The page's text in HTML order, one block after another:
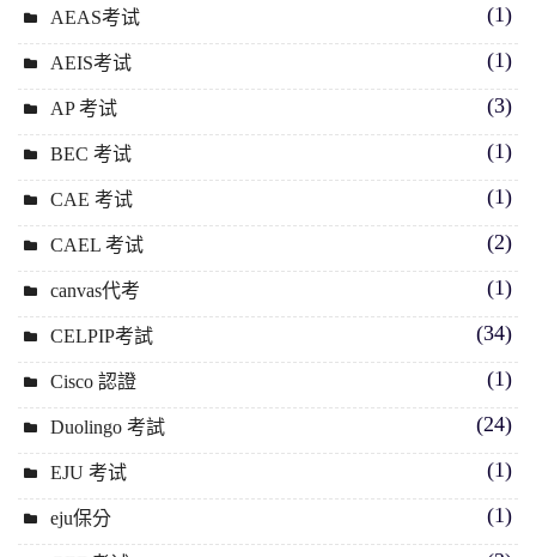
AEAS考试 (1)
AEIS考试 (1)
AP 考试 (3)
BEC 考试 (1)
CAE 考试 (1)
CAEL 考试 (2)
canvas代考 (1)
CELPIP考試 (34)
Cisco 認證 (1)
Duolingo 考試 (24)
EJU 考试 (1)
eju保分 (1)